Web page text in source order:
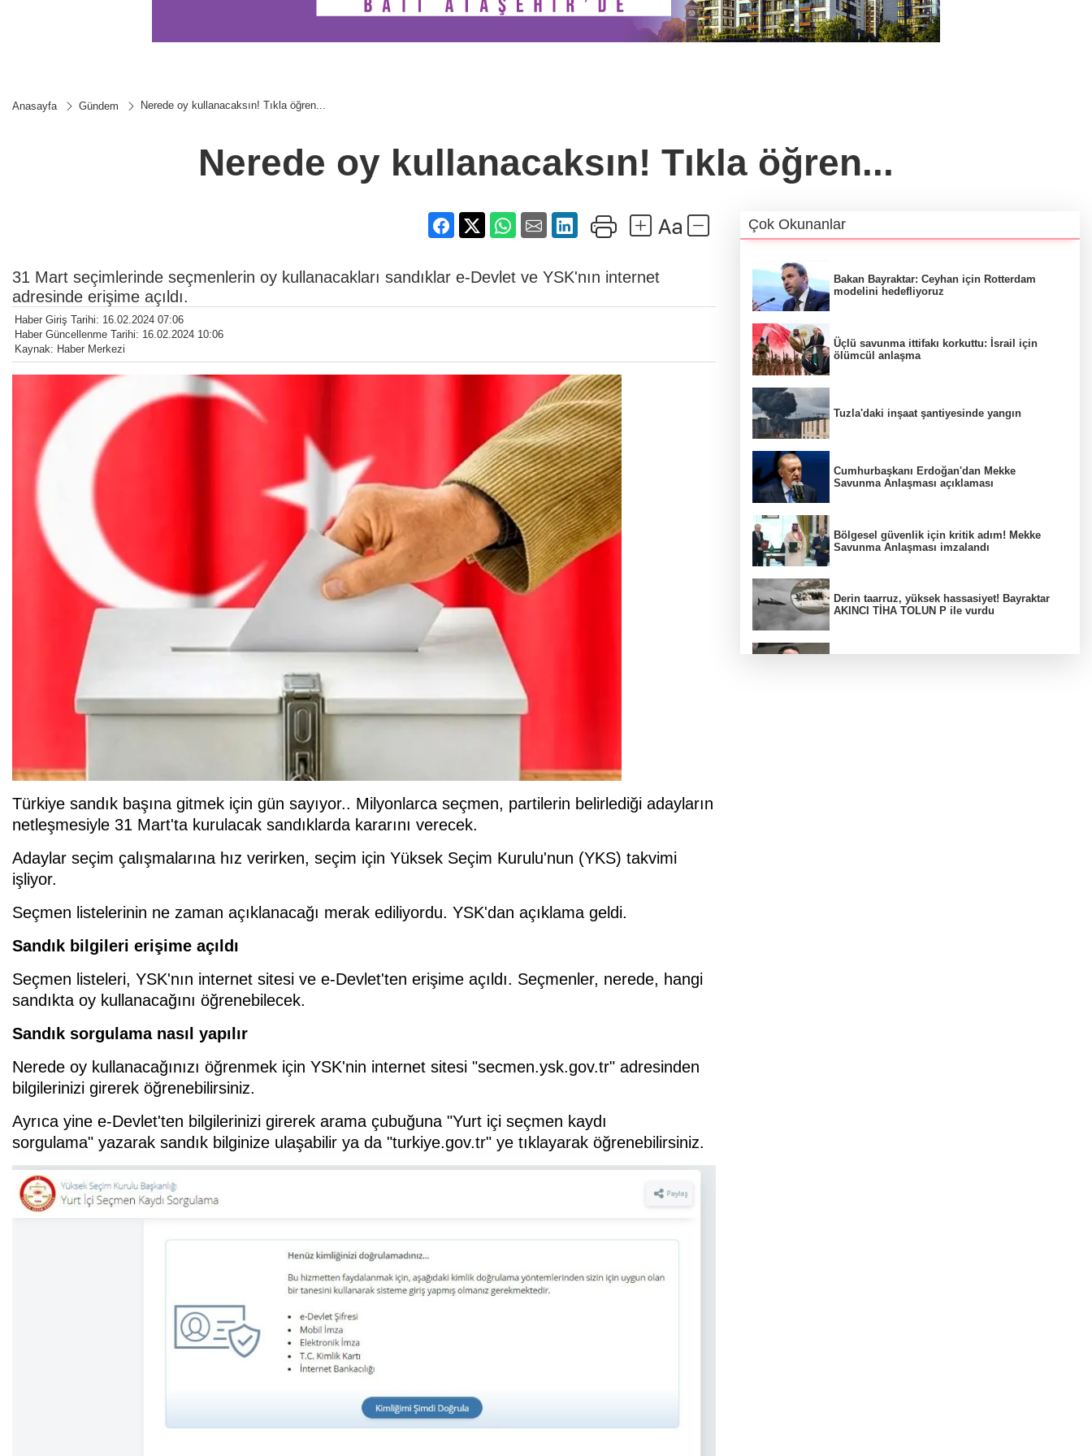
Anasayfa Gündem Nerede oy kullanacaksın! Tıkla öğren...
Nerede oy kullanacaksın! Tıkla öğren...
31 Mart seçimlerinde seçmenlerin oy kullanacakları sandıklar e-Devlet ve YSK'nın internet
adresinde erişime açıldı.
Haber Giriş Tarihi: 16.02.2024 07:06
Haber Güncellenme Tarihi: 16.02.2024 10:06
Kaynak: Haber Merkezi
Türkiye sandık başına gitmek için gün sayıyor.. Milyonlarca seçmen, partilerin belirlediği adayların
netleşmesiyle 31 Mart'ta kurulacak sandıklarda kararını verecek.
Adaylar seçim çalışmalarına hız verirken, seçim için Yüksek Seçim Kurulu'nun (YKS) takvimi
işliyor.
Seçmen listelerinin ne zaman açıklanacağı merak ediliyordu. YSK'dan açıklama geldi.
Sandık bilgileri erişime açıldı
Seçmen listeleri, YSK'nın internet sitesi ve e-Devlet'ten erişime açıldı. Seçmenler, nerede, hangi
sandıkta oy kullanacağını öğrenebilecek.
Sandık sorgulama nasıl yapılır
Nerede oy kullanacağınızı öğrenmek için YSK'nin internet sitesi "secmen.ysk.gov.tr" adresinden
bilgilerinizi girerek öğrenebilirsiniz.
Ayrıca yine e-Devlet'ten bilgilerinizi girerek arama çubuğuna "Yurt içi seçmen kaydı
sorgulama" yazarak sandık bilginize ulaşabilir ya da "turkiye.gov.tr" ye tıklayarak öğrenebilirsiniz.
Çok Okunanlar
Bakan Bayraktar: Ceyhan için Rotterdam
modelini hedefliyoruz
Üçlü savunma ittifakı korkuttu: İsrail için
ölümcül anlaşma
Tuzla'daki inşaat şantiyesinde yangın
Cumhurbaşkanı Erdoğan'dan Mekke
Savunma Anlaşması açıklaması
Bölgesel güvenlik için kritik adım! Mekke
Savunma Anlaşması imzalandı
Derin taarruz, yüksek hassasiyet! Bayraktar
AKINCI TİHA TOLUN P ile vurdu